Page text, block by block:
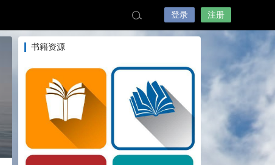
登录 注册
书籍资源